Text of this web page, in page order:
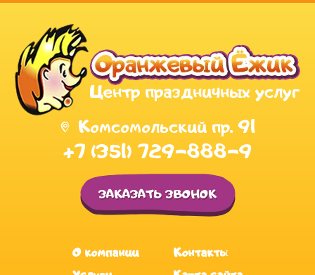
Центр праздничных услуг
Комсомольский пр. 91
+7 (351) 729-888-9
ЗАКАЗАТЬ ЗВОНОК
О компании
Контакты